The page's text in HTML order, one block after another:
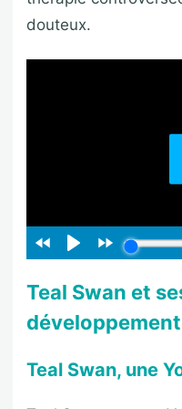
douteux.
Teal Swan et
Teal Swan, une